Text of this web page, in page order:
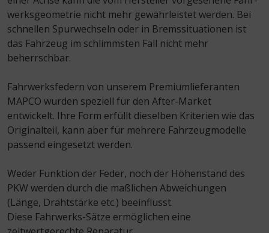
werksgeometrie nicht mehr gewährleistet werden. Bei
schnellen Spurwechseln oder in Bremssituationen ist
das Fahrzeug im schlimmsten Fall nicht mehr
beherrschbar.
Fahrwerksfedern von unserem Premiumlieferanten
MAPCO wurden speziell für den After-Market
entwickelt. Ihre Form erfüllt dieselben Kriterien wie das
Originalteil, kann aber für mehrere Fahrzeugmodelle
passend eingesetzt werden.
Weder Funktion der Feder, noch der Höhenstand des
PKW werden durch die maßlichen Abweichungen
(Länge, Drahtstärke etc.) beein­flusst.
Diese Fahrwerks-Sätze ermöglichen eine
Besondere Features:
Verwendung genauer Standortdaten
Endgeräteeigenschaften zur Identifikation aktiv abfragen